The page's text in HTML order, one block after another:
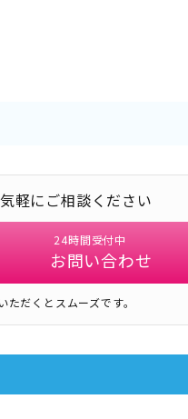
軽にご相談ください
24時間受付中
お問い合わせ
だくとスムーズです。